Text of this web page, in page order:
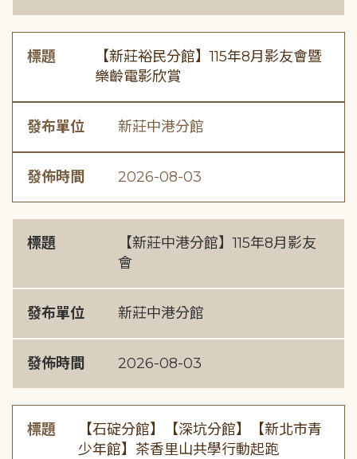
標題
【新莊裕民分館】115年8月影友會暨
樂齡電影欣賞
發布單位 新莊中港分館
發佈時間 2026-08-03
標題
【新莊中港分館】115年8月影友
會
發布單位 新莊中港分館
發佈時間 2026-08-03
標題
【石碇分館】【深坑分館】【新北市青
少年館】茶香里山共學行動起跑